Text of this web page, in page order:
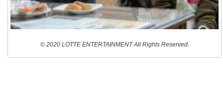
© 2020 LOTTE ENTERTAINMENT All Rights Reserved.